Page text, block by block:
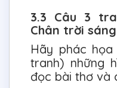
3.3 Câu 3
Chân trời
Hãy phác
tranh) những
đọc bài thơ và